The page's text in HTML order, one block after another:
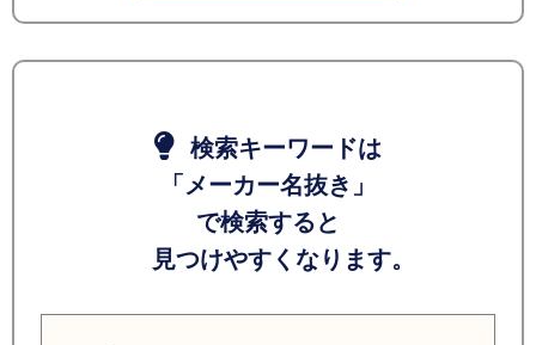
検索キーワードは
「メーカー名抜き」
で検索すると
見つけやすくなります。